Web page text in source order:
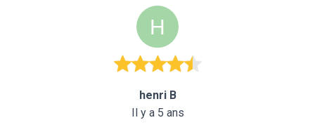
henri B
Il y a 5 ans